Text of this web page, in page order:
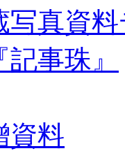
写真資
事珠』
資料